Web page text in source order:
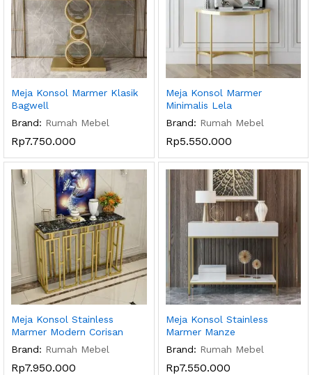
Meja Konsol Marmer Klasik
Bagwell
Brand: Rumah Mebel
Rp7.750.000
Meja Konsol Marmer
Minimalis Lela
Brand: Rumah Mebel
Rp5.550.000
Meja Konsol Stainless
Marmer Modern Corisan
Brand: Rumah Mebel
Rp7.950.000
Meja Konsol Stainless
Marmer Manze
Brand: Rumah Mebel
Rp7.550.000